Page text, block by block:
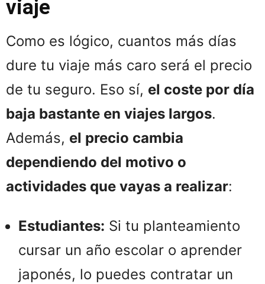
viaje
Como es lógico, cuantos más días
dure tu viaje más caro será el precio
de tu seguro. Eso sí, el coste por día
baja bastante en viajes largos.
Además, el precio cambia
dependiendo del motivo o
actividades que vayas a realizar:
Estudiantes: Si tu planteamiento
cursar un año escolar o aprender
japonés, lo puedes contratar un